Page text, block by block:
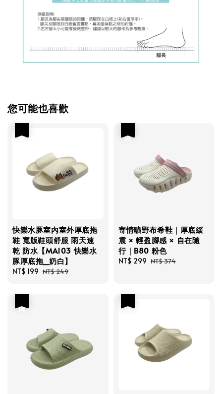
您可能也喜歡
快樂水豚室內室外厚底拖
鞋 寬版鞋頭舒服 雨天速
乾 防水【MA103 快樂水
豚厚底拖_奶白】
Sale
NT$ 199 Regular
NT$ 249
寄情曠野布希鞋｜厚底緩
震 × 輕盈腳感 × 自在隨
行｜B80 粉色
Sale
NT$ 299 Regular
NT$ 374